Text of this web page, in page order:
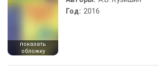
показать
обложку
Год: 2016